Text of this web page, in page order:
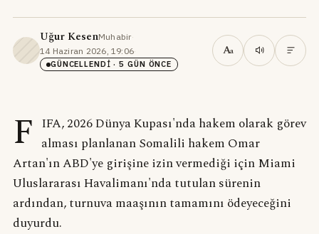
Uğur KesenMuhabir·
14 Haziran 2026, 19:06·
GÜNCELLENDI · 5 GÜN ÖNCE
Aa
F IFA, 2026 Dünya Kupası'nda hakem olarak görev
alması planlanan Somalili hakem Omar
Artan'ın ABD'ye girişine izin vermediği için Miami
Uluslararası Havalimanı'nda tutulan sürenin
ardından, turnuva maaşının tamamını ödeyeceğini
duyurdu.